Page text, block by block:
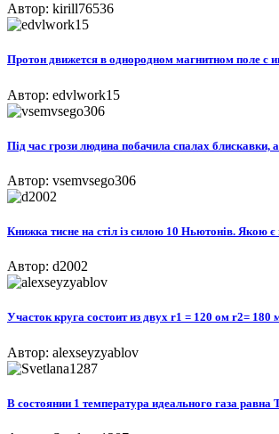
Автор: kirill76536
Протон движется в однородном магнитном поле с
Автор: edvlwork15
Під час грози людина побачила спалах блискавки,
Автор: vsemvsego306
Книжка тисне на стіл із силою 10 Ньютонів. Якою
Автор: d2002
Участок круга состоит из двух r1 = 120 ом r2= 180
Автор: alexseyzyablov
В состоянии 1 температура идеального газа